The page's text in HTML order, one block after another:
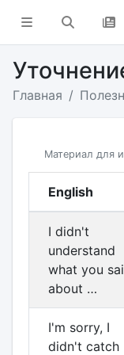
Главная
Материал для
English
I didn't
understand
what you
about …
I'm sorry, I
didn't catch